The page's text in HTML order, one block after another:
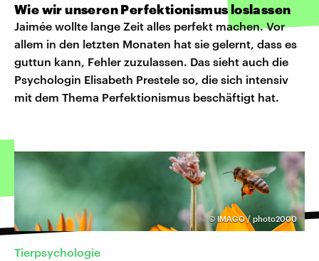
Wie wir unseren Perfektionismus loslassen
Jaimée wollte lange Zeit alles perfekt machen. Vor
allem in den letzten Monaten hat sie gelernt, dass es
guttun kann, Fehler zuzulassen. Das sieht auch die
Psychologin Elisabeth Prestele so, die sich intensiv
mit dem Thema Perfektionismus beschäftigt hat.
© IMAGO / photo2000
Tierpsychologie